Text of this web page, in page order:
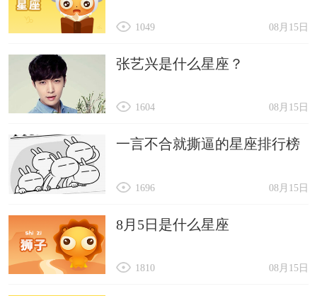
08月15日
1049
张艺兴是什么星座？
08月15日
1604
一言不合就撕逼的星座排行榜
08月15日
1696
8月5日是什么星座
08月15日
1810